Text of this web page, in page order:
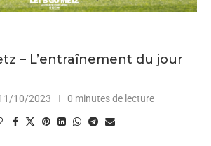
– L’entraînement du jour
10/2023 0 minutes de lecture